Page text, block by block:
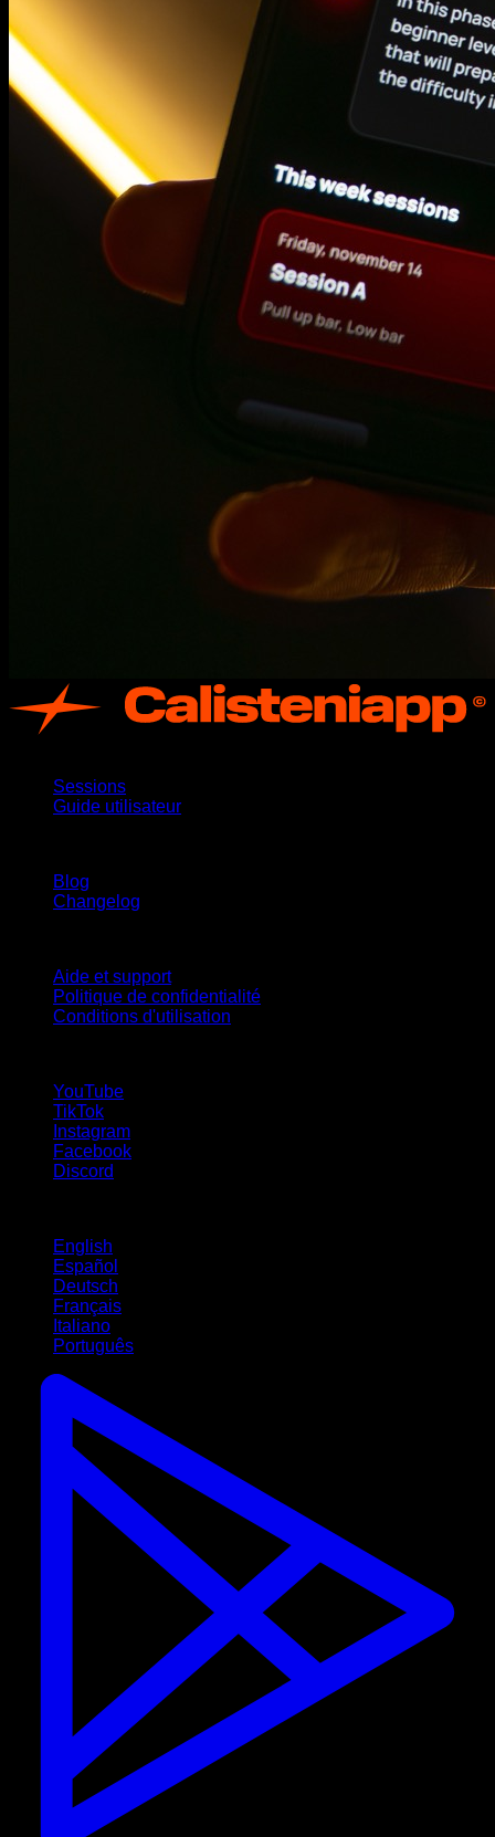
Sessions
Guide utilisateur
Blog
Changelog
Aide et support
Politique de confidentialité
Conditions d'utilisation
YouTube
TikTok
Instagram
Facebook
Discord
English
Español
Deutsch
Français
Italiano
Português